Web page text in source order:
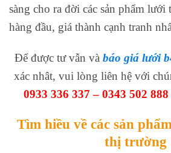
sàng cho ra đời các sản phẩm lưới
hàng đầu, giá thành cạnh tranh
Để được tư vẫn và báo giá lưới
xác nhât, vui lòng liên hệ với
0933 336 337 – 0343 502
Tìm hiều về các sản
thị trường